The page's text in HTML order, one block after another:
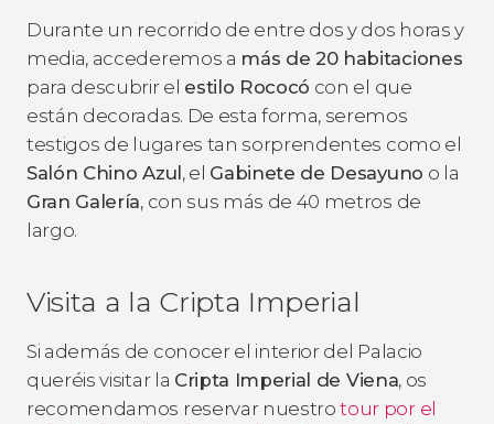
Durante un recorrido de entre dos y dos horas y
media, accederemos a más de 20 habitaciones
para descubrir el estilo Rococó con el que
están decoradas. De esta forma, seremos
testigos de lugares tan sorprendentes como el
Salón Chino Azul, el Gabinete de Desayuno o la
Gran Galería, con sus más de 40 metros de
largo.
Visita a la Cripta Imperial
Si además de conocer el interior del Palacio
queréis visitar la Cripta Imperial de Viena, os
recomendamos reservar nuestrotour por el